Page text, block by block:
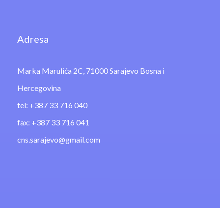
Adresa
Marka Marulića 2C, 71000 Sarajevo Bosna i
Hercegovina
tel: +387 33 716 040
fax: +387 33 716 041
cns.sarajevo@gmail.com